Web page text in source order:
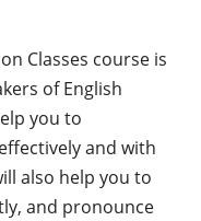
Classes course is
of English
you to
and with
also help you to
and pronounce